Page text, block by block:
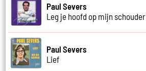
Paul Severs
Leg je hoofd op mijn schouder
Paul Severs
Lief